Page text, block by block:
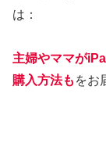
は：
主婦やママが
購入方法も をお